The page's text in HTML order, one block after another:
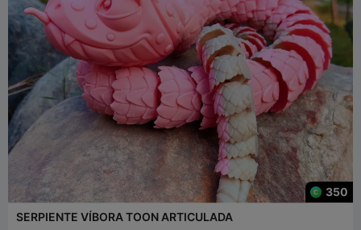
350
SERPIENTE VÍBORA TOON ARTICULADA